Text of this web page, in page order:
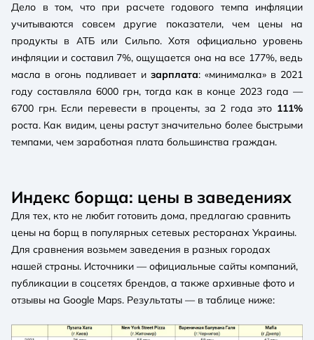
Дело в том, что при расчете годового темпа инфляции
учитываются совсем другие показатели, чем цены на
продукты в АТБ или Сильпо. Хотя официально уровень
инфляции и составил 7%, ощущается она на все 177%, ведь
масла в огонь подливает и зарплата: «минималка» в 2021
году составляла 6000 грн, тогда как в конце 2023 года —
6700 грн. Если перевести в проценты, за 2 года это 111%
роста. Как видим, цены растут значительно более быстрыми
темпами, чем заработная плата большинства граждан.
Индекс борща: цены в заведениях
Для тех, кто не любит готовить дома, предлагаю сравнить
цены на борщ в популярных сетевых ресторанах Украины.
Для сравнения возьмем заведения в разных городах
нашей страны. Источники — официальные сайты компаний,
публикации в соцсетях брендов, а также архивные фото и
отзывы на Google Maps. Результаты — в таблице ниже: